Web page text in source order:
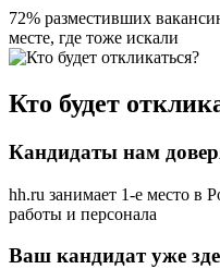
72% разместивших
месте, где тоже искали
Кто будет
Кандидаты нам
hh.ru занимает 1-е место в
работы и персонала
Ваш кандидат уже